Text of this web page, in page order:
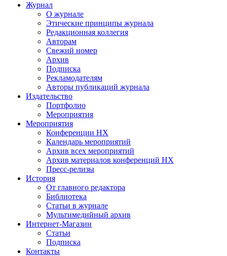
Журнал
О журнале
Этические принципы журнала
Редакционная коллегия
Авторам
Свежий номер
Архив
Подписка
Рекламодателям
Авторы публикаций журнала
Издательство
Портфолио
Мероприятия
Мероприятия
Конференции НХ
Календарь мероприятий
Архив всех мероприятий
Архив материалов конференций НХ
Пресс-релизы
История
От главного редактора
Библиотека
Статьи в журнале
Мультимедийный архив
Интернет-Магазин
Статьи
Подписка
Контакты